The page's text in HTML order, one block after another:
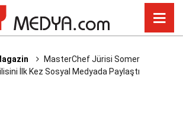
MasterChef Jürisi Somer
İlk Kez Sosyal Medyada Paylaştı